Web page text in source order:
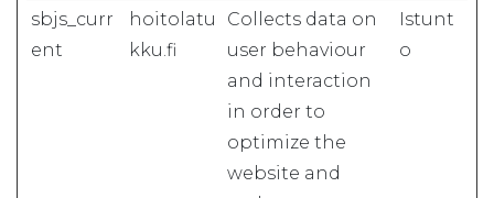
sbjs_curr
ent
hoitolatu
kku.fi
Collects data on
user behaviour
and interaction
in order to
optimize the
website and
Istunt
o